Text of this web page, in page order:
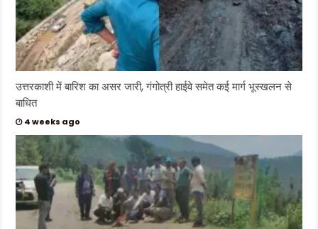
उत्तरकाशी में बारिश का असर जारी, गंगोत्री हाईवे समेत कई मार्ग भूस्खलन से
बाधित
4 weeks ago